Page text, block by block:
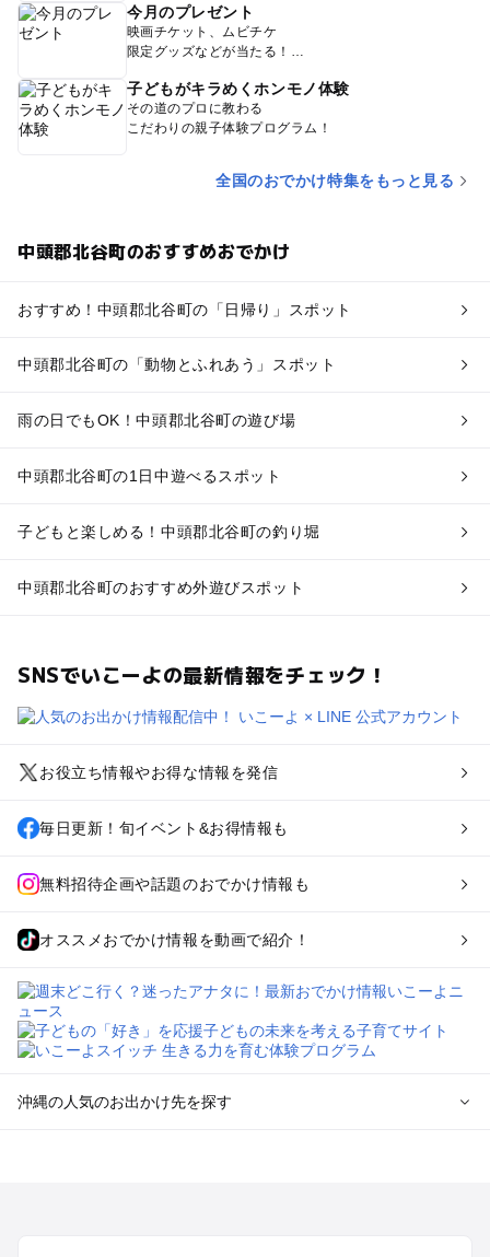
今月のプレゼント
映画チケット、ムビチケ
限定グッズなどが当たる！
子どもがキラめくホンモノ体験
その道のプロに教わる
こだわりの親子体験プログラム！
全国のおでかけ特集をもっと見る
中頭郡北谷町のおすすめおでかけ
おすすめ！中頭郡北谷町の「日帰り」スポット
中頭郡北谷町の「動物とふれあう」スポット
雨の日でもOK！中頭郡北谷町の遊び場
中頭郡北谷町の1日中遊べるスポット
子どもと楽しめる！中頭郡北谷町の釣り堀
中頭郡北谷町のおすすめ外遊びスポット
SNSでいこーよの最新情報をチェック！
お役立ち情報やお得な情報を発信
毎日更新！旬イベント&お得情報も
無料招待企画や話題のおでかけ情報も
オススメおでかけ情報を動画で紹介！
沖縄の人気のお出かけ先を探す